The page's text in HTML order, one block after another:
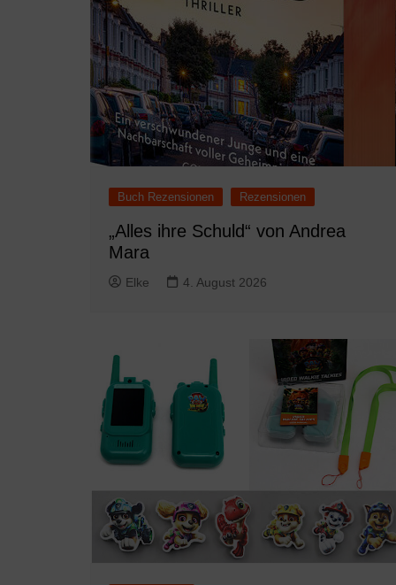
Buch Rezensionen Rezensionen
„Alles ihre Schuld“ von Andrea
Mara
Elke 4. August 2026